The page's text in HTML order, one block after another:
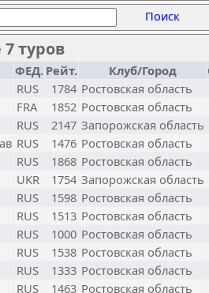
Поиск
туров
ФЕД. Рейт. Клуб/Город
RUS 1784 Ростовская область
FRA 1852 Ростовская область
RUS 2147 Запорожская область
RUS 1476 Ростовская область
RUS 1868 Ростовская область
UKR 1754 Запорожская область
RUS 1598 Ростовская область
RUS 1513 Ростовская область
RUS 1000 Ростовская область
RUS 1538 Ростовская область
RUS 1333 Ростовская область
RUS 1463 Ростовская область